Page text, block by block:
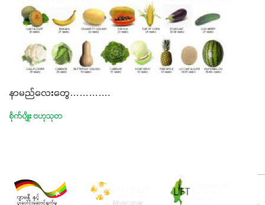
နာမည်လေးတွေ………….
စိုက်ပျိုး ဗဟုသုတ